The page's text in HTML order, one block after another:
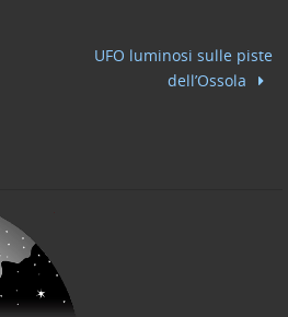
UFO luminosi sulle piste
dell’Ossola